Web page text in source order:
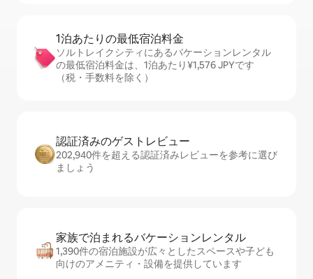
1泊あたりの最⁠低⁠宿⁠泊⁠料⁠金
ソルトレイクシティにあるバケーションレンタル
の最低宿泊料金は、1泊あたり¥1,576 JPYです
（税・手数料を除く）
認証済みのゲ⁠ス⁠ト⁠レ⁠ビ⁠ュ⁠ー
202,940件を超える認証済みレビューを参考に選び
ましょう
家族で泊まれるバ⁠ケ⁠ー⁠シ⁠ョ⁠ンレ⁠ン⁠タ⁠ル
1,390件の宿泊施設が広々としたスペースや子ども
向けのアメニティ・設備を提供しています